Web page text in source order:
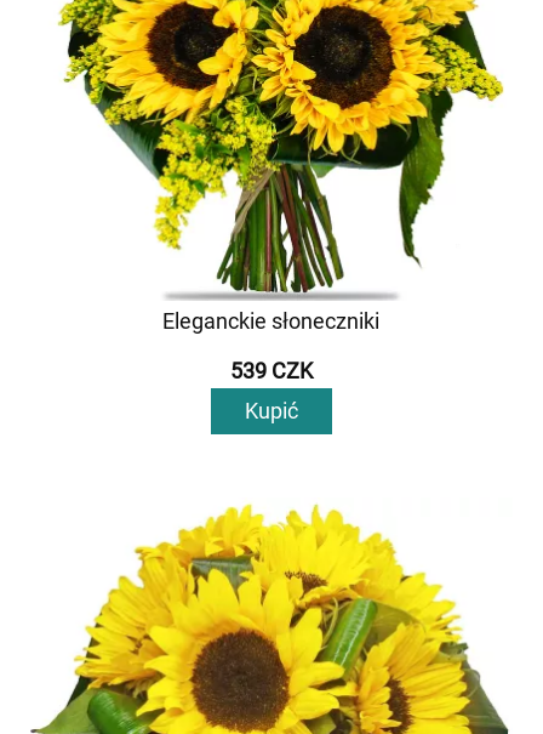
Eleganckie słoneczniki
539 CZK
Kupić